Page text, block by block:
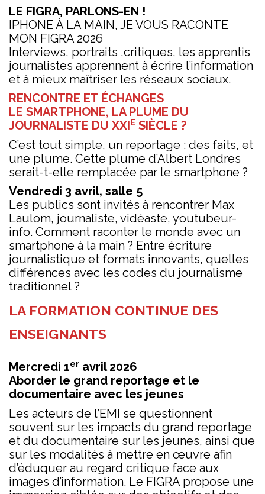
LE FIGRA, PARLONS-EN !
IPHONE À LA MAIN, JE VOUS RACONTE
MON FIGRA 2026
Interviews, portraits ,critiques, les apprentis
journalistes apprennent à écrire l’information
et à mieux maîtriser les réseaux sociaux.
RENCONTRE ET ÉCHANGES
LE SMARTPHONE, LA PLUME DU
JOURNALISTE DU XXIE SIÈCLE ?
C’est tout simple, un reportage : des faits, et
une plume. Cette plume d’Albert Londres
serait-t-elle remplacée par le smartphone ?
Vendredi 3 avril, salle 5
Les publics sont invités à rencontrer Max
Laulom, journaliste, vidéaste, youtubeur-
info. Comment raconter le monde avec un
smartphone à la main ? Entre écriture
journalistique et formats innovants, quelles
différences avec les codes du journalisme
traditionnel ?
LA FORMATION CONTINUE DES
ENSEIGNANTS
Mercredi 1er avril 2026
Aborder le grand reportage et le
documentaire avec les jeunes
Les acteurs de l’EMI se questionnent
souvent sur les impacts du grand reportage
et du documentaire sur les jeunes, ainsi que
sur les modalités à mettre en œuvre afin
d’éduquer au regard critique face aux
images d’information. Le FIGRA propose une